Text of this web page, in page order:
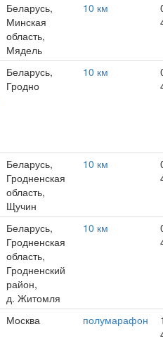
Беларусь,
Минская
область,
Мядель
10 км
Беларусь,
Гродно
10 км
Беларусь,
Гродненская
область,
Щучин
10 км
Беларусь,
Гродненская
область,
Гродненский
район,
д. Житомля
10 км
Москва полумарафон